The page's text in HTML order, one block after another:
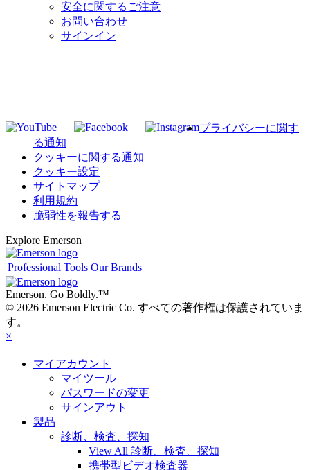
安全に関するご注意
お問い合わせ
サインイン
プライバシーに関す
る通知
クッキーに関する通知
クッキー設定
サイトマップ
利用規約
脆弱性を報告する
Explore Emerson
Professional Tools Our Brands
Emerson. Go Boldly.™
© 2026 Emerson Electric Co. すべての著作権は保護されていま
す。
×
マイアカウント
マイツール
パスワードの変更
サインアウト
製品
診断、検査、探知
View All 診断、検査、探知
携帯型ビデオ検査器